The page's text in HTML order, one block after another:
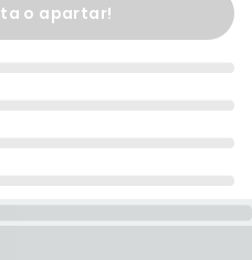
o apartar!